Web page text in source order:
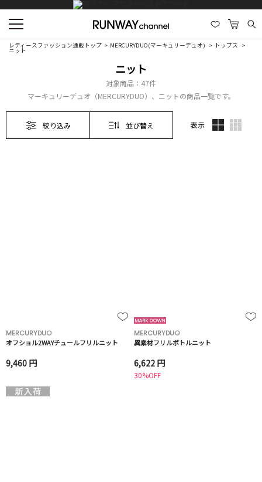
レディースファッション通販トップ MERCURYDUO(マーキュリーデュオ) トップス
ニット
ニット
対象商品： 47件
マーキュリーデュオ（MERCURYDUO）、ニットの商品一覧です。
絞り込み 並び替え 表示
MERCURYDUO
オフショル2WAYチュールフリルニット
9,460 円
MERCURYDUO
異素材フリルボトルニット
6,622 円
30%OFF